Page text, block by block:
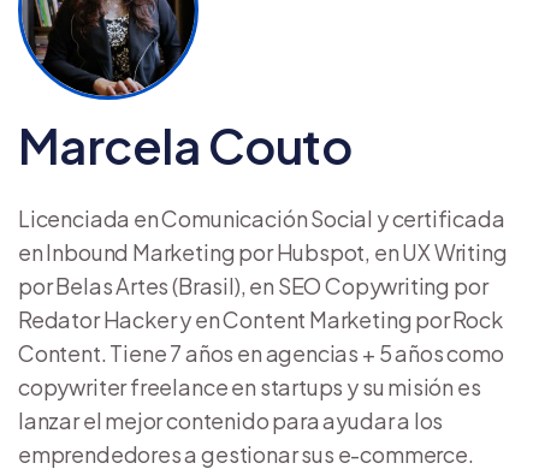
Marcela Couto
Licenciada en Comunicación Social y certificada
en Inbound Marketing por Hubspot, en UX Writing
por Belas Artes (Brasil), en SEO Copywriting por
Redator Hacker y en Content Marketing por Rock
Content. Tiene 7 años en agencias + 5 años como
copywriter freelance en startups y su misión es
lanzar el mejor contenido para ayudar a los
emprendedores a gestionar sus e-commerce.